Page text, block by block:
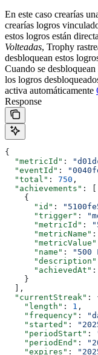
En este caso crearías
crearías logros
estos logros están
Volteadas, Trophy
desbloquean estos
Cuando se
los logros
activa automáticamente
Response
{
  "metricId"
:
  "eventId"
:
  "total"
: 750 ,
  "achievements"
: [
    {
      "id"
:
      "trigger"
:
      "metricId"
:
      "metricName"
:
      "metricValue"
      "name"
: "500
      "description"
      "achievedAt"
:
    }
  ],
  "currentStreak"
:
    "length"
: 1 ,
    "frequency"
:
    "started"
:
    "periodStart"
:
    "periodEnd"
:
    "expires"
:
See all 79 lines
Logros de API
Los logros de API solo
para recompensar a los